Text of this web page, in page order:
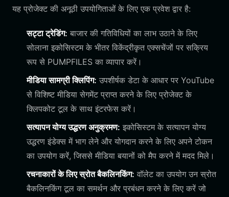
यह प्रोजेक्ट की अनूठी उपयोगिताओं के लिए एक प्रवेश द्वार है:
सट्टा ट्रेडिंग: बाजार की गतिविधियों का लाभ उठाने के लिए
सोलाना इकोसिस्टम के भीतर विकेंद्रीकृत एक्सचेंजों पर सक्रिय
रूप से PUMPFILES का व्यापार करें।
मीडिया सामग्री क्लिपिंग: उपशीर्षक डेटा के आधार पर YouTube
से विशिष्ट मीडिया सेगमेंट प्राप्त करने के लिए प्रोजेक्ट के
क्लिपकोट टूल के साथ इंटरफेस करें।
सत्यापन योग्य उद्धरण अनुक्रमण: इकोसिस्टम के सत्यापन योग्य
उद्धरण इंडेक्स में भाग लेने और योगदान करने के लिए अपने टोकन
का उपयोग करें, जिससे मीडिया बयानों को मैप करने में मदद मिले।
रचनाकारों के लिए स्रोत बैकलिनकिंग: वॉलेट का उपयोग उन स्रोत
बैकलिनकिंग टूल का समर्थन और प्रबंधन करने के लिए करें जो